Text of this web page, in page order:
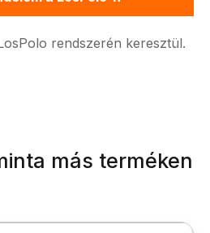
rendszerén keresztül.
más terméken